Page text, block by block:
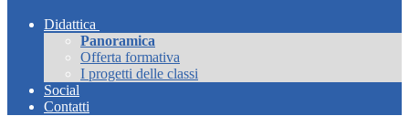
Didattica
Panoramica
Offerta formativa
I progetti delle classi
Social
Contatti